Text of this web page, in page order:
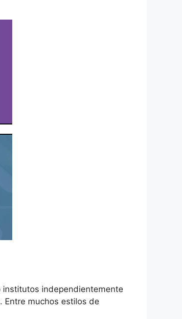
institutos independientemente
muchos estilos de